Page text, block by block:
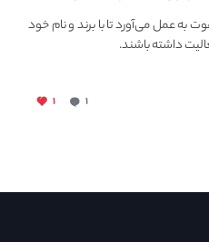
به عمل می‌آورد تا با برند و نام خود
داشته باشند.
۱ ۱